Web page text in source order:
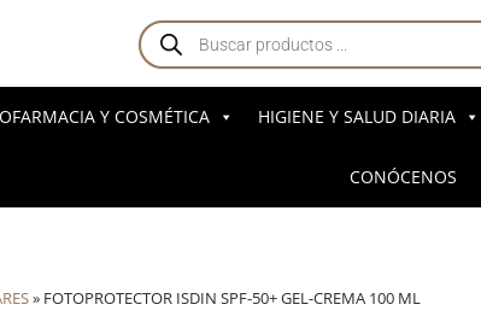
Búsqueda
de
productos
Y COSMÉTICA HIGIENE Y SALUD DIARIA
CONÓCENOS
» FOTOPROTECTOR ISDIN SPF-50+ GEL-CREMA 100 ML